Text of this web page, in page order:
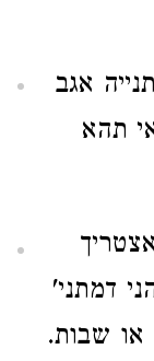
אגב
תהא
דמתני'
או שבות.